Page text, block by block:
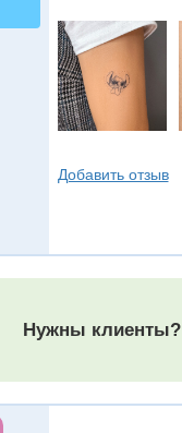
Добавить отзыв
Нужны клиенты?